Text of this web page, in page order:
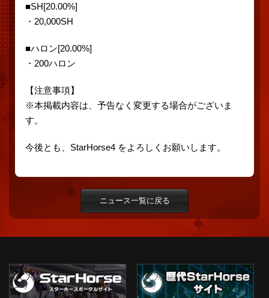
■SH[20.00%]
・20,000SH
■ハロン[20.00%]
・200ハロン
【注意事項】
※本掲載内容は、予告なく変更する場合がございま
す。
今後とも、StarHorse4 をよろしくお願いします。
ニュース一覧に戻る